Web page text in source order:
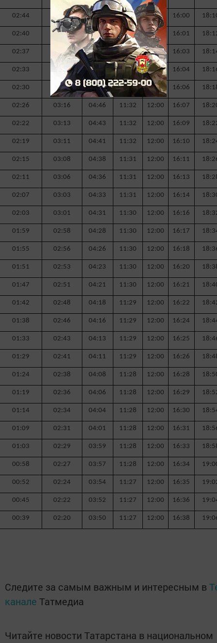
02:44 03:29 04:59 11:34 12:00 16:00
02:40 03:26 04:56 11:33 12:00 16:01
02:37 03:24 04:54 11:33 12:00 16:03
02:33 03:21 04:51 11:33 12:00 16:04
02:30 03:18 04:48 11:32 12:00 16:06
02:26 03:16 04:46 11:32 12:00 16:07
02:22 03:13 04:43 11:32 12:00 16:09
02:19 03:11 04:41 11:32 12:00 16:10
02:15 03:08 04:38 11:31 12:00 16:11
02:11 03:06 04:36 11:31 12:00 16:13
02:07 03:03 04:33 11:31 12:00 16:14
02:03 03:01 04:31 11:30 12:00 16:16
01:59 02:58 04:28 11:30 12:00 16:17
01:55 02:56 04:26 11:30 12:00 16:18
01:51 02:53 04:23 11:30 12:00 16:20
01:47 02:51 04:21 11:30 12:00 16:21
01:42 02:48 04:18 11:29 12:00 16:22
01:38 02:46 04:16 11:29 12:00 16:24
01:33 02:43 04:13 11:29 12:00 16:25
01:29 02:41 04:11 11:29 12:00 16:26
01:24 02:38 04:08 11:28 12:00 16:28
01:19 02:36 04:06 11:28 12:00 16:29
01:14 02:34 04:04 11:28 12:00 16:30
01:09 02:31 04:01 11:28 12:00 16:31
01:03 02:29 03:59 11:28 12:00 16:33
00:58 02:27 03:57 11:28 12:00 16:34
00:52 02:24 03:54 11:27 12:00 16:35
00:45 02:22 03:52 11:27 12:00 16:36
00:39 02:20 03:50 11:27 12:00 16:38
Следите за самым важным и интересным в
канале Татмедиа
Читайте новости Татарстана в национальном